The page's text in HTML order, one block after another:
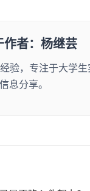
作者：杨继芸
验，专注于大学
息分享。